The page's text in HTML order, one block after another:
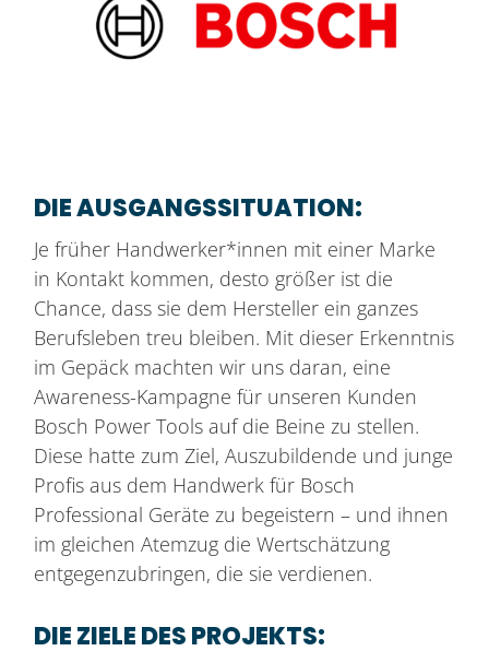
DIE AUSGANGSSITUATION:
Je früher Handwerker*innen mit einer Marke
in Kontakt kommen, desto größer ist die
Chance, dass sie dem Hersteller ein ganzes
Berufsleben treu bleiben. Mit dieser Erkenntnis
im Gepäck machten wir uns daran, eine
Awareness-Kampagne für unseren Kunden
Bosch Power Tools auf die Beine zu stellen.
Diese hatte zum Ziel, Auszubildende und junge
Profis aus dem Handwerk für Bosch
Professional Geräte zu begeistern – und ihnen
im gleichen Atemzug die Wertschätzung
entgegenzubringen, die sie verdienen.
DIE ZIELE DES PROJEKTS: